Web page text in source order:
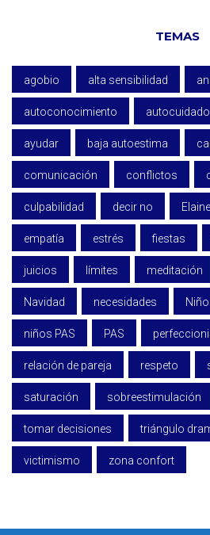
TEMAS
agobio alta sensibilidad
autoconocimiento autocuidado
ayudar baja autoestima
comunicación conflictos
culpabilidad decir no
empatía estrés fiestas
juicios límites meditación
Navidad necesidades
niños PAS PAS
relación de pareja respeto
saturación sobreestimulación
tomar decisiones triángulo
victimismo zona confort